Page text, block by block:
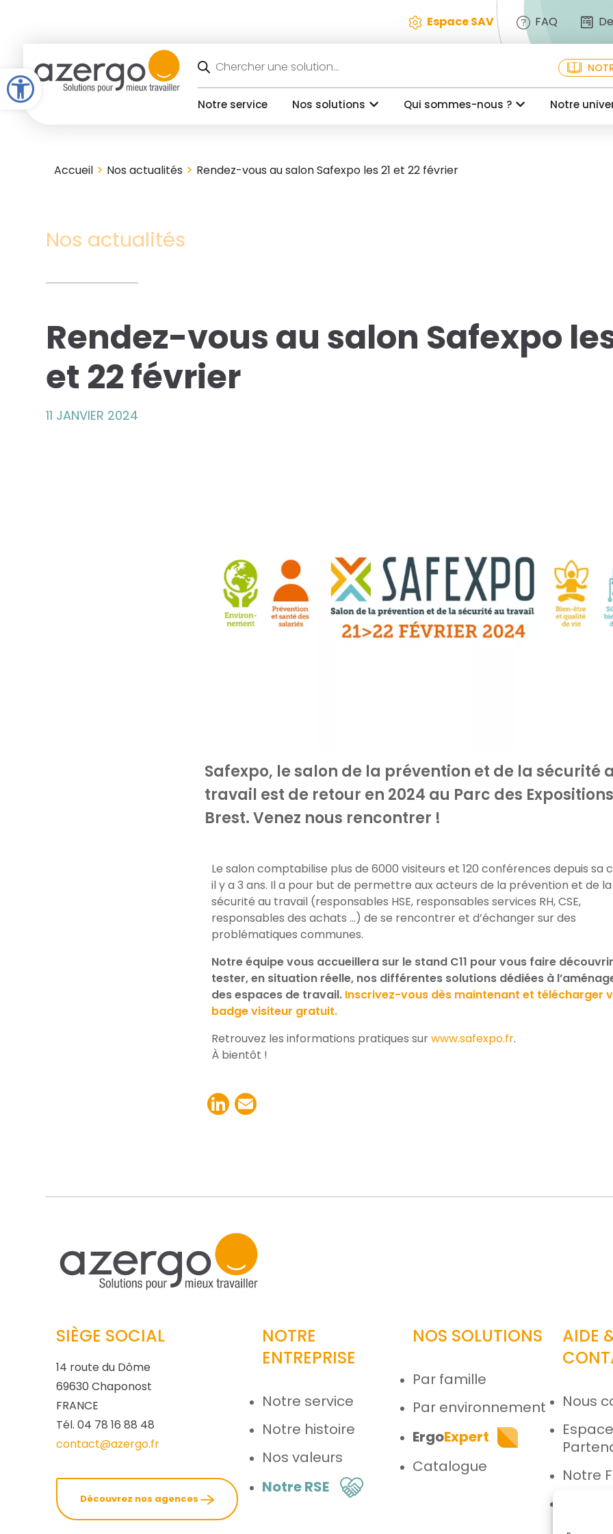
Open toolbar
Espace SAV FAQ
de
produits
Notre service Nos solutions Qui sommes-nous ? Notre
Accueil > Nos actualités > Rendez-vous au salon Safexpo les 21 et 22 février
Nos actualités
Rendez-vous au salon Safexpo
et 22 février
11 JANVIER 2024
Safexpo, le salon de la prévention et de la sécurité
travail est de retour en 2024 au Parc des
Brest. Venez nous rencontrer !
Le salon comptabilise plus de 6000 visiteurs et 120 conférences depuis sa
il y a 3 ans. Il a pour but de permettre aux acteurs de la prévention et de la
sécurité au travail (responsables HSE, responsables services RH, CSE,
responsables des achats …) de se rencontrer et d’échanger sur des
problématiques communes.
Notre équipe vous accueillera sur le stand C11 pour vous faire
tester, en situation réelle, nos différentes solutions dédiées à
desespaces de travail. Inscrivez-vous dès maintenant et télécharger
badge visiteur gratuit.
Retrouvez les informations pratiques surwww.safexpo.fr.
À bientôt !
LinkedIn
Email
SIÈGE SOCIAL
14 route du Dôme
69630 Chaponost
FRANCE
Tél. 04 78 16 88 48
contact@azergo.fr
Découvrez nos agences
NOTRE
ENTREPRISE
Notre service
Notre histoire
Nos valeurs
Notre RSE
NOS SOLUTIONS
Par famille
Par environnement
ErgoExpert
Catalogue
AIDE
Nous
Notre